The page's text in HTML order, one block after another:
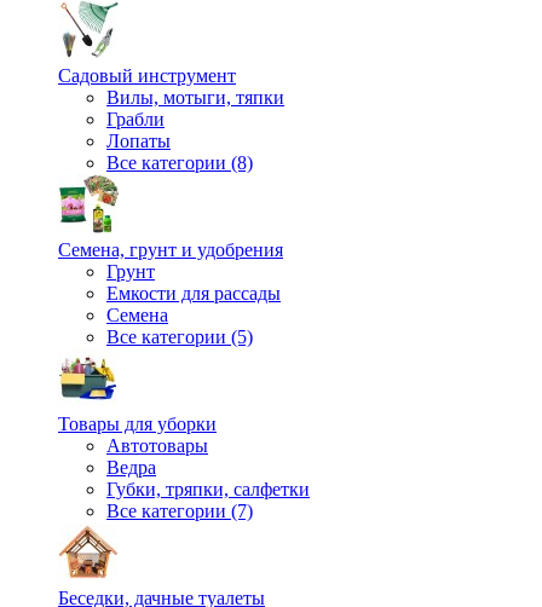
Садовый инструмент
Вилы, мотыги, тяпки
Грабли
Лопаты
Все категории (8)
Семена, грунт и удобрения
Грунт
Емкости для рассады
Семена
Все категории (5)
Товары для уборки
Автотовары
Ведра
Губки, тряпки, салфетки
Все категории (7)
Беседки, дачные туалеты